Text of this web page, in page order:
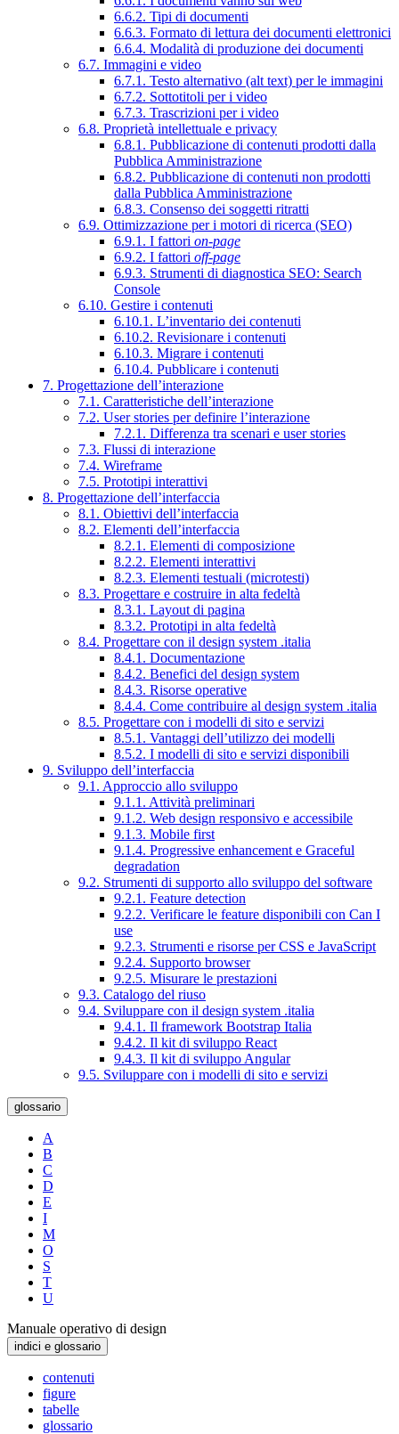
6.6.2. Tipi di documenti
6.6.3. Formato di lettura dei documenti elettronici
6.6.4. Modalità di produzione dei documenti
6.7. Immagini e video
6.7.1. Testo alternativo (alt text) per le immagini
6.7.2. Sottotitoli per i video
6.7.3. Trascrizioni per i video
6.8. Proprietà intellettuale e privacy
6.8.1. Pubblicazione di contenuti prodotti dalla
Pubblica Amministrazione
6.8.2. Pubblicazione di contenuti non prodotti
dalla Pubblica Amministrazione
6.8.3. Consenso dei soggetti ritratti
6.9. Ottimizzazione per i motori di ricerca (SEO)
6.9.1. I fattori on-page
6.9.2. I fattori off-page
6.9.3. Strumenti di diagnostica SEO: Search
Console
6.10. Gestire i contenuti
6.10.1. L’inventario dei contenuti
6.10.2. Revisionare i contenuti
6.10.3. Migrare i contenuti
6.10.4. Pubblicare i contenuti
7. Progettazione dell’interazione
7.1. Caratteristiche dell’interazione
7.2. User stories per definire l’interazione
7.2.1. Differenza tra scenari e user stories
7.3. Flussi di interazione
7.4. Wireframe
7.5. Prototipi interattivi
8. Progettazione dell’interfaccia
8.1. Obiettivi dell’interfaccia
8.2. Elementi dell’interfaccia
8.2.1. Elementi di composizione
8.2.2. Elementi interattivi
8.2.3. Elementi testuali (microtesti)
8.3. Progettare e costruire in alta fedeltà
8.3.1. Layout di pagina
8.3.2. Prototipi in alta fedeltà
8.4. Progettare con il design system .italia
8.4.1. Documentazione
8.4.2. Benefici del design system
8.4.3. Risorse operative
8.4.4. Come contribuire al design system .italia
8.5. Progettare con i modelli di sito e servizi
8.5.1. Vantaggi dell’utilizzo dei modelli
8.5.2. I modelli di sito e servizi disponibili
9. Sviluppo dell’interfaccia
9.1. Approccio allo sviluppo
9.1.1. Attività preliminari
9.1.2. Web design responsivo e accessibile
9.1.3. Mobile first
9.1.4. Progressive enhancement e Graceful
degradation
9.2. Strumenti di supporto allo sviluppo del software
9.2.1. Feature detection
9.2.2. Verificare le feature disponibili con Can I
use
9.2.3. Strumenti e risorse per CSS e JavaScript
9.2.4. Supporto browser
9.2.5. Misurare le prestazioni
9.3. Catalogo del riuso
9.4. Sviluppare con il design system .italia
9.4.1. Il framework Bootstrap Italia
9.4.2. Il kit di sviluppo React
9.4.3. Il kit di sviluppo Angular
9.5. Sviluppare con i modelli di sito e servizi
glossario
A
B
C
D
E
I
M
O
S
T
U
Manuale operativo di design
indici e glossario
contenuti
figure
tabelle
glossario